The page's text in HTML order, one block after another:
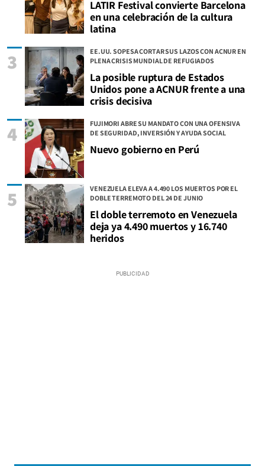
LATIR Festival convierte Barcelona
en una celebración de la cultura
latina
EE.UU. SOPESA CORTAR SUS LAZOS CON ACNUR EN
PLENA CRISIS MUNDIAL DE REFUGIADOS
La posible ruptura de Estados
Unidos pone a ACNUR frente a una
crisis decisiva
3
FUJIMORI ABRE SU MANDATO CON UNA OFENSIVA
DE SEGURIDAD, INVERSIÓN Y AYUDA SOCIAL
Nuevo gobierno en Perú
4
VENEZUELA ELEVA A 4.490 LOS MUERTOS POR EL
DOBLE TERREMOTO DEL 24 DE JUNIO
El doble terremoto en Venezuela
deja ya 4.490 muertos y 16.740
heridos
5